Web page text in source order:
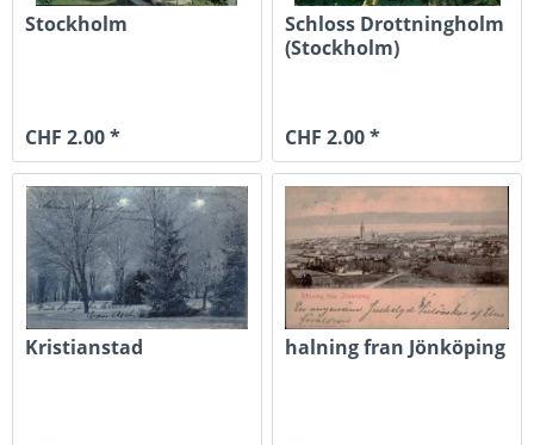
Stockholm
CHF 2.00 *
Schloss Drottningholm
(Stockholm)
CHF 2.00 *
Kristianstad halning fran Jönköping